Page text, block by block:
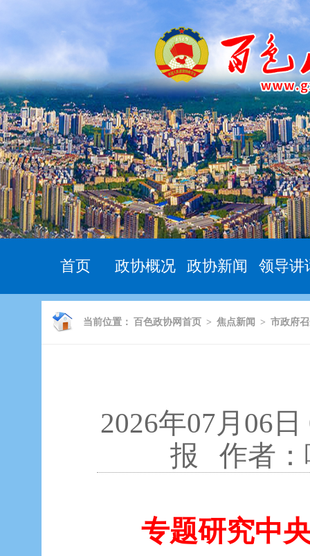
首页 政协概况 政协新闻 领导讲
当前位置： 百色政协网首页 > 焦点新闻 > 市政府
2026年07月06
报 作者：
专题研究中央